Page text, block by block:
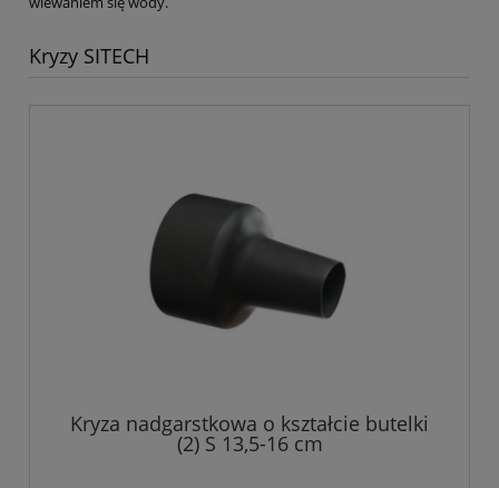
Kryzy SITECH
Kryza nadgarstkowa o kształcie butelki
(2) S 13,5-16 cm